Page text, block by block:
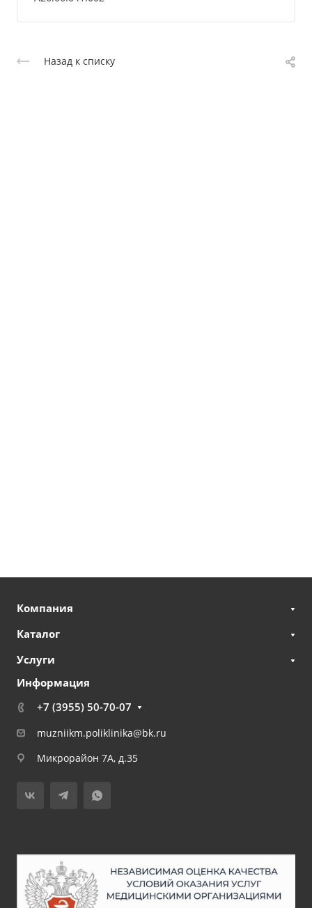
Назад к списку
Компания
Каталог
Услуги
Информация
+7 (3955) 50-70-07
muzniikm.poliklinika@bk.ru
Микрорайон 7А, д.35